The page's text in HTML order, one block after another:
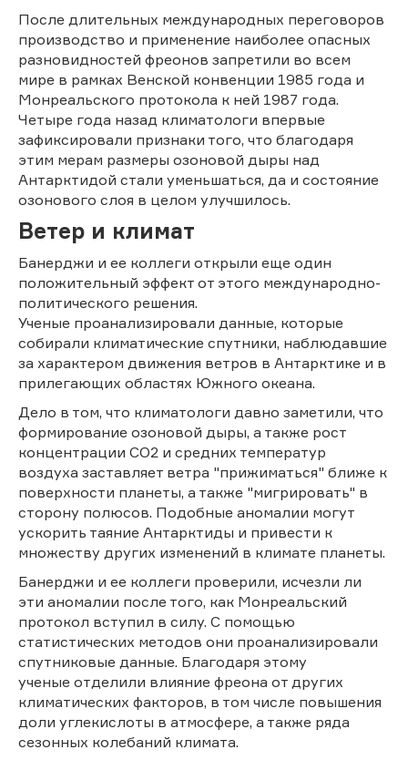
После длительных международных переговоров
производство и применение наиболее опасных
разновидностей фреонов запретили во всем
мире в рамках Венской конвенции 1985 года и
Монреальского протокола к ней 1987 года.
Четыре года назад климатологи впервые
зафиксировали признаки того, что благодаря
этим мерам размеры озоновой дыры над
Антарктидой стали уменьшаться, да и состояние
озонового слоя в целом улучшилось.
Ветер и климат
Банерджи и ее коллеги открыли еще один
положительный эффект от этого международно-
политического решения.
Ученые проанализировали данные, которые
собирали климатические спутники, наблюдавшие
за характером движения ветров в Антарктике и в
прилегающих областях Южного океана.
Дело в том, что климатологи давно заметили, что
формирование озоновой дыры, а также рост
концентрации СО2 и средних температур
воздуха заставляет ветра "прижиматься" ближе к
поверхности планеты, а также "мигрировать" в
сторону полюсов. Подобные аномалии могут
ускорить таяние Антарктиды и привести к
множеству других изменений в климате планеты.
Банерджи и ее коллеги проверили, исчезли ли
эти аномалии после того, как Монреальский
протокол вступил в силу. С помощью
статистических методов они проанализировали
спутниковые данные. Благодаря этому
ученые отделили влияние фреона от других
климатических факторов, в том числе повышения
доли углекислоты в атмосфере, а также ряда
сезонных колебаний климата.